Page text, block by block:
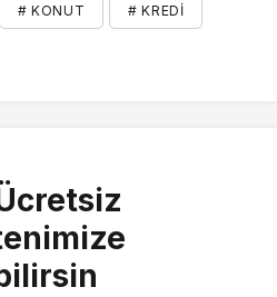
# KONUT # KREDI